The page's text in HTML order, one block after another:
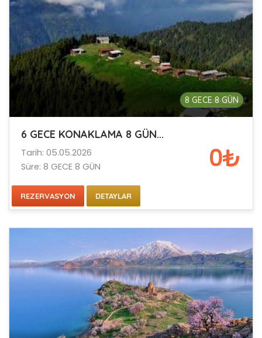
8 GECE 8 GÜN
6 GECE KONAKLAMA 8 GÜN...
Tarih: 05.05.2026
Süre: 8 GECE 8 GÜN
0₺
REZERVASYON DETAYLAR